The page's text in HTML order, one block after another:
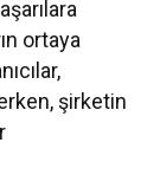
ortaya
şirketin